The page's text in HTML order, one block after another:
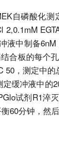
自磷酸化
液中制备
合板的每个
，测定中
缓冲液中的
试剂R1淬
60分钟，然